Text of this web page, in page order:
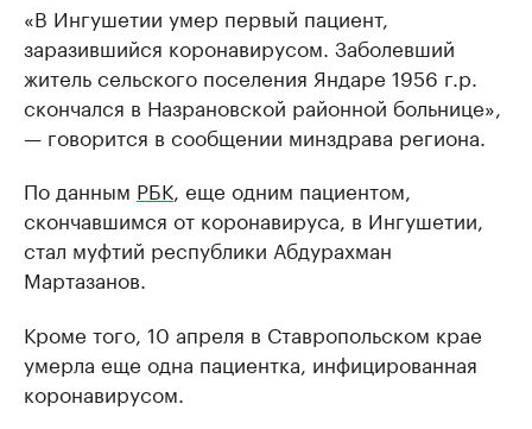
«В Ингушетии умер первый пациент,
заразившийся коронавирусом. Заболевший
житель сельского поселения Яндаре 1956 г.р.
скончался в Назрановской районной больнице»,
— говорится в сообщении минздрава региона.
По данным РБК , еще одним пациентом,
скончавшимся от коронавируса, в Ингушетии,
стал муфтий республики Абдурахман
Мартазанов.
Кроме того, 10 апреля в Ставропольском крае
умерла еще одна пациентка, инфицированная
коронавирусом.